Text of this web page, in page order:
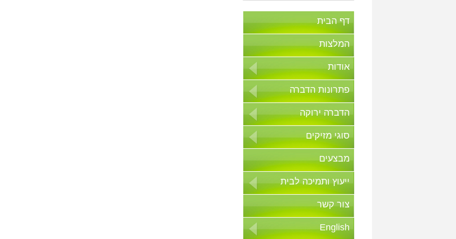
דף הבית
המלצות
אודות
פתרונות הדברה
הדברה ירוקה
סוגי מזיקים
מבצעים
ייעוץ ותמיכה לבית
צור קשר
English